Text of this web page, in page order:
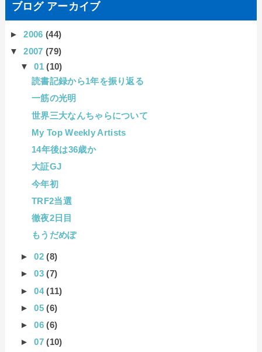
ブログ アーカイブ
►2006(44)
▼2007(79)
▼01(10)
読書記録から1年を振り返る
一筋の光明
世界三大なんちゃらについて
My Top Weekly Artists
14年後は36歳か
大証GJ
今年初
TRF2当選
徹夜2日目
もうだめぽ
►02(8)
►03(7)
►04(11)
►05(6)
►06(6)
►07(10)